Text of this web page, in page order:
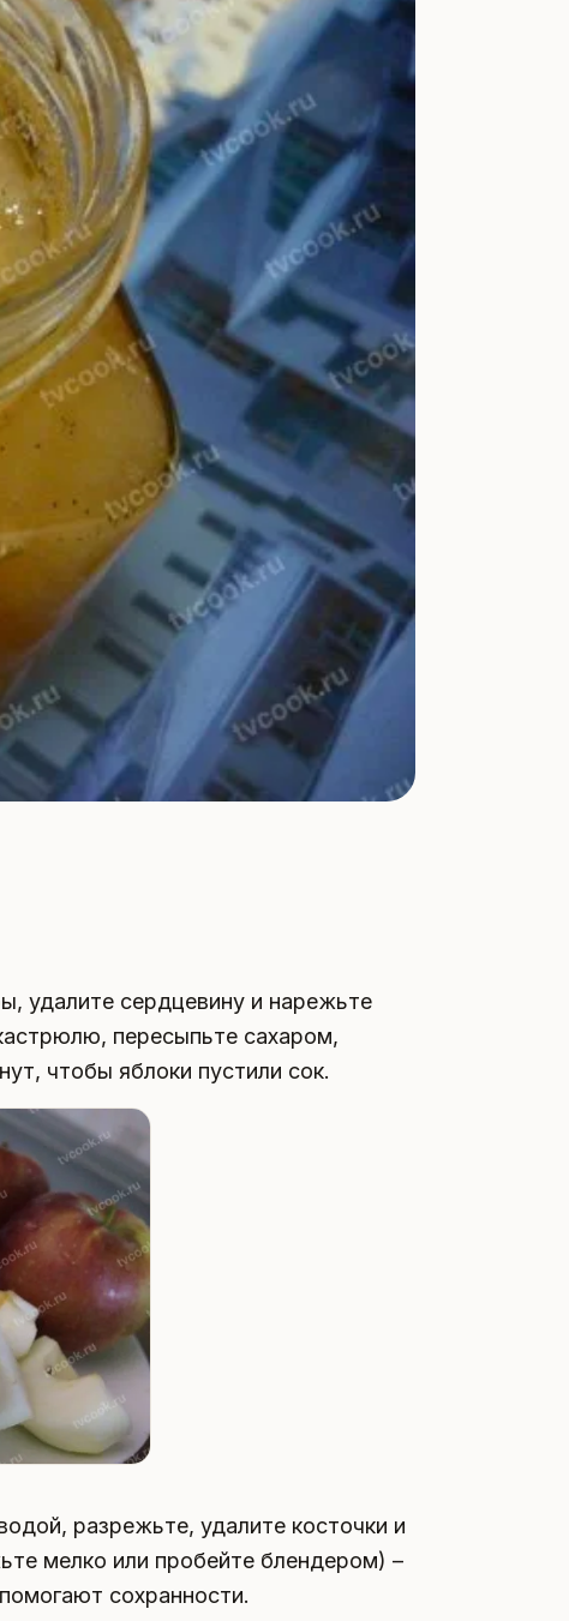
удалите сердцевину и нарежьте
пересыпьте сахаром,
чтобы яблоки пустили сок.
разрежьте, удалите косточки и
мелко или пробейте блендером) –
сохранности.